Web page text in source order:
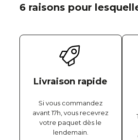
6 raisons pour
Livraison rapide
Si vous commandez
avant 17h, vous recevrez
votre paquet dès le
lendemain.